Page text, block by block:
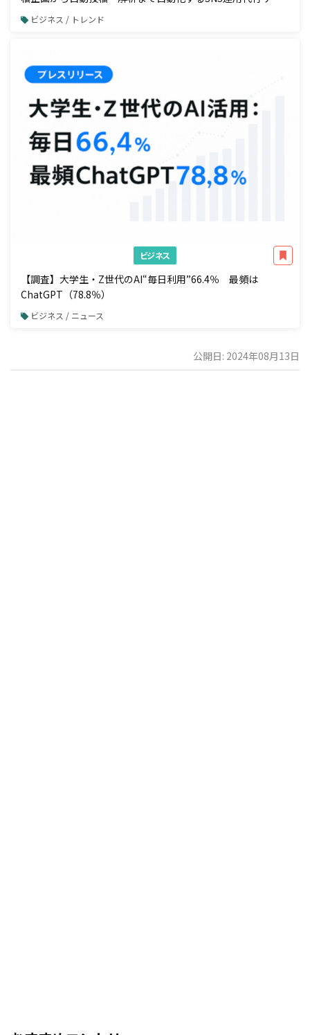
ビスの提供を開始
ビジネス / トレンド
ビジネス
【調査】大学生・Z世代のAI“毎日利用”66.4％ 最頻は
ChatGPT（78.8％）
ビジネス / ニュース
公開日: 2024年08月13日